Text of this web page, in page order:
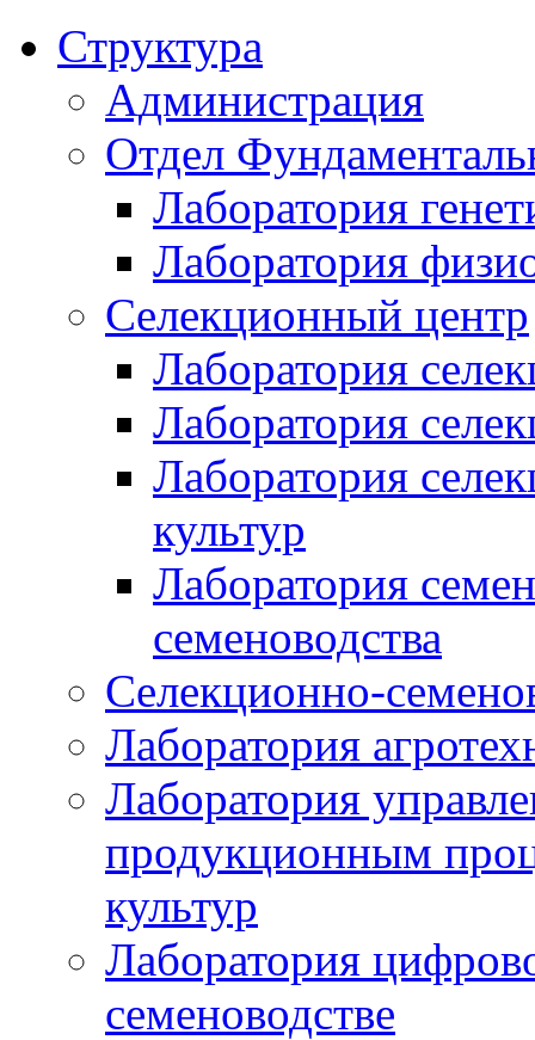
Структура
Администрация
Отдел
Лаборатория
Лаборатория
Селекционный центр
Лаборатория
Лаборатория
Лаборатория
культур
Лаборатория
семеноводства
Селекционно-
Лаборатория
Лаборатория
продукционным
культур
Лаборатория
семеноводстве